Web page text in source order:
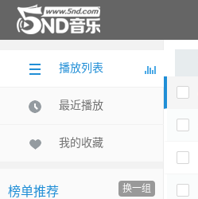
播放列表
最近播放
我的收藏
榜单推荐 换一组